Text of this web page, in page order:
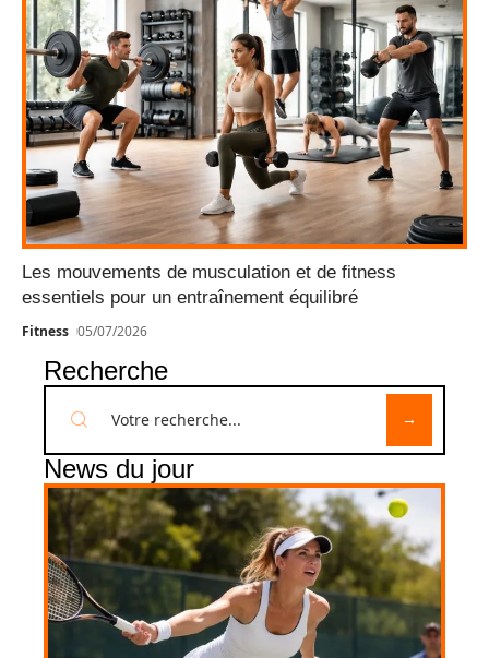
Les mouvements de musculation et de fitness
essentiels pour un entraînement équilibré
Fitness 05/07/2026
Recherche
News du jour